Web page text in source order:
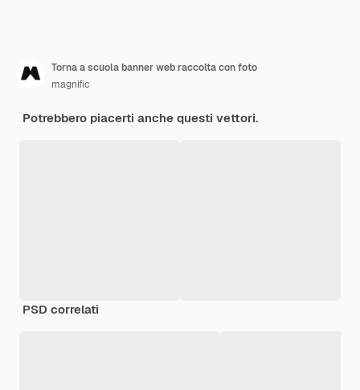
Torna a scuola banner web raccolta con foto
magnific
Potrebbero piacerti anche questi vettori.
PSD correlati